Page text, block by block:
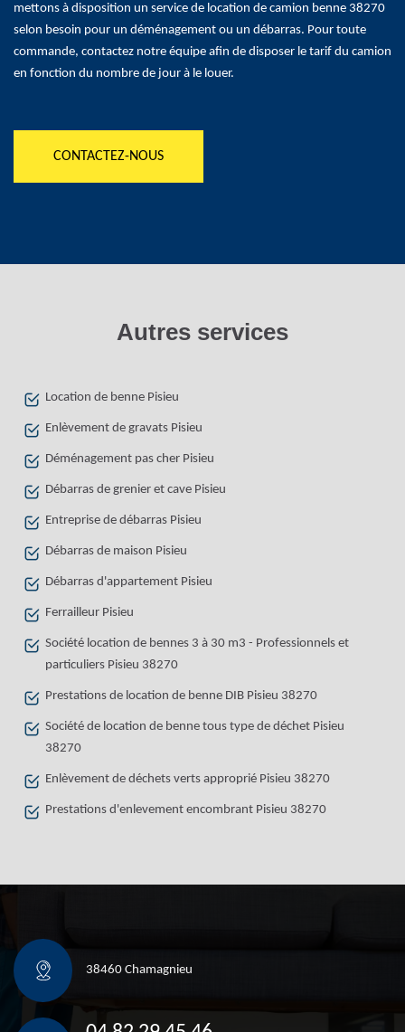
mettons à disposition un service de location de camion benne 38270
selon besoin pour un déménagement ou un débarras. Pour toute
commande, contactez notre équipe afin de disposer le tarif du camion
en fonction du nombre de jour à le louer.
CONTACTEZ-NOUS
Autres services
Location de benne Pisieu
Enlèvement de gravats Pisieu
Déménagement pas cher Pisieu
Débarras de grenier et cave Pisieu
Entreprise de débarras Pisieu
Débarras de maison Pisieu
Débarras d'appartement Pisieu
Ferrailleur Pisieu
Société location de bennes 3 à 30 m3 - Professionnels et
particuliers Pisieu 38270
Prestations de location de benne DIB Pisieu 38270
Société de location de benne tous type de déchet Pisieu
38270
Enlèvement de déchets verts approprié Pisieu 38270
Prestations d'enlevement encombrant Pisieu 38270
38460 Chamagnieu